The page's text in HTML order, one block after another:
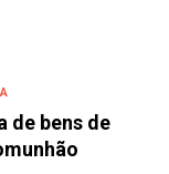
de bens de